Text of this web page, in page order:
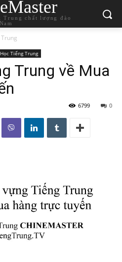
Trung chất lượng đào
Tiếng Trung
Trung về Mua
0
6799